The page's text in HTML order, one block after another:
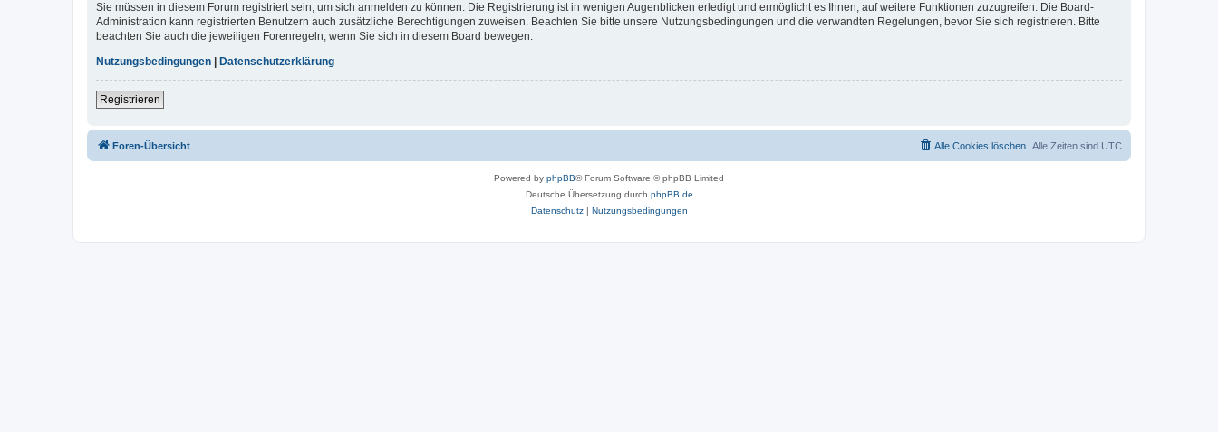
Sie müssen in diesem Forum registriert sein, um sich anmelden zu können. Die Registrierung ist in wenigen Augenblicken erledigt und ermöglicht es Ihnen, auf weitere Funktionen zuzugreifen. Die Board-
Administration kann registrierten Benutzern auch zusätzliche Berechtigungen zuweisen. Beachten Sie bitte unsere Nutzungsbedingungen und die verwandten Regelungen, bevor Sie sich registrieren. Bitte
beachten Sie auch die jeweiligen Forenregeln, wenn Sie sich in diesem Board bewegen.
Nutzungsbedingungen
Datenschutzerklärung
Registrieren
Foren-Übersicht Alle Zeiten sind UTC
Alle Cookies löschen
Powered by phpBB® Forum Software © phpBB Limited
Deutsche Übersetzung durch phpBB.de
Datenschutz| Nutzungsbedingungen